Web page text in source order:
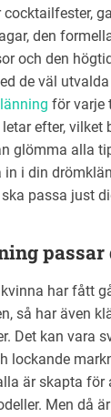
cocktailfester,
den
och den
de väl
för varje
efter, vilket
glömma alla
in i din
passa just
passar
har fått
så har även
Det kan vara
lockande
är skapta för
Men då